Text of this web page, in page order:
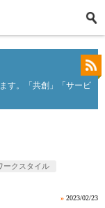
す。「共創」「サービ
ークスタイル
» 2023/02/23